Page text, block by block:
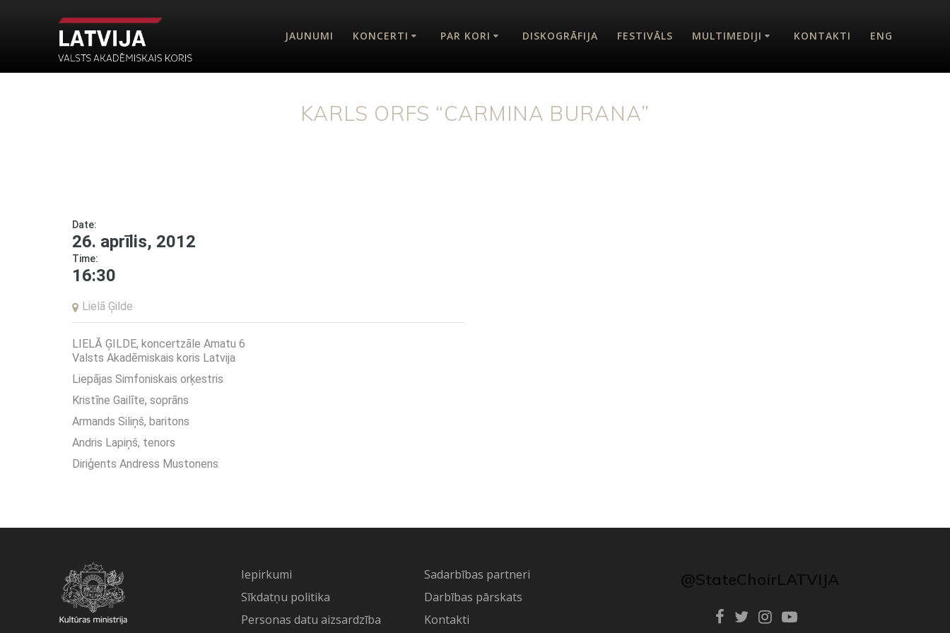
JAUNUMI KONCERTI PAR KORI DISKOGRĀFIJA FESTIVĀLS MULTIMEDIJI KONTAKTI ENG
KARLS ORFS “CARMINA BURANA”
Date:
26. aprīlis, 2012
Time:
16:30
Lielā Ģilde
LIELĀ ĢILDE, koncertzāle Amatu 6
Valsts Akadēmiskais koris Latvija
Liepājas Simfoniskais orķestris
Kristīne Gailīte, soprāns
Armands Siliņš, baritons
Andris Lapiņš, tenors
Diriģents Andress Mustonens
Iepirkumi
Sīkdatņu politika
Personas datu aizsardzība
Sadarbības partneri
Darbības pārskats
Kontakti
@StateChoirLATVIJA